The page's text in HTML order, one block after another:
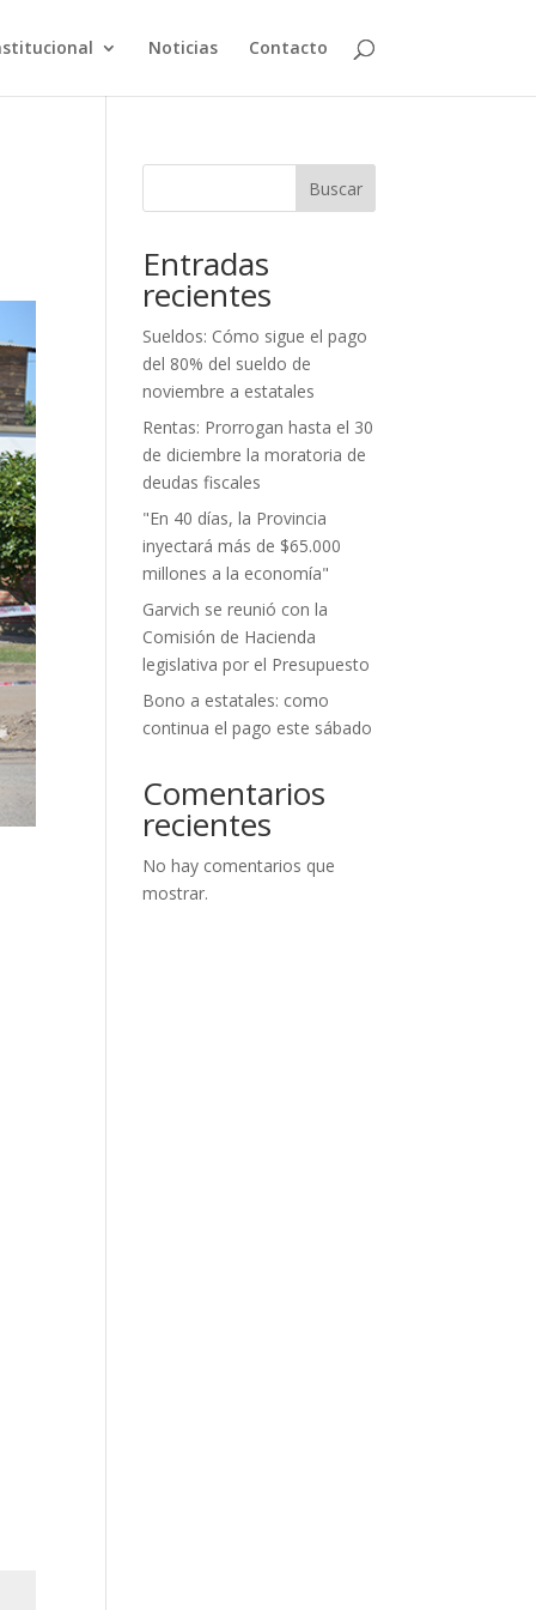
Noticias Contacto
Buscar
Entradas
recientes
Sueldos: Cómo sigue el pago
del 80% del sueldo de
noviembre a estatales
Rentas: Prorrogan hasta el 30
de diciembre la moratoria de
deudas fiscales
"En 40 días, la Provincia
inyectará más de $65.000
millones a la economía"
Garvich se reunió con la
Comisión de Hacienda
legislativa por el Presupuesto
Bono a estatales: como
continua el pago este sábado
Comentarios
recientes
No hay comentarios que
mostrar.